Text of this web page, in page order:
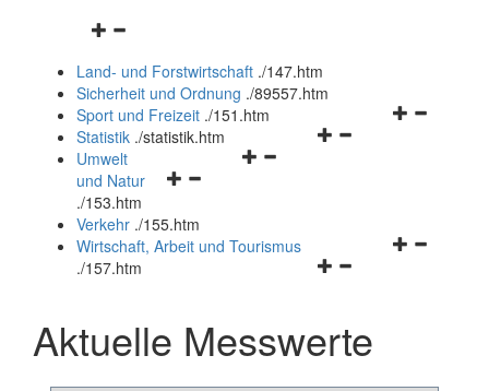
Navigationsmenü
und
schließen
Land- und Forstwirtschaft ./147.htm
Sicherheit und Ordnung ./89557.htm
Navigationsmenü
Sport und Freizeit ./151.htm
Navigationsmenü
Statistik ./statistik.htm
Navigationsmenü
und
schließen
Umwelt
und Natur
./153.htm
Verkehr ./155.htm
Navigationsmenü
schließen
Wirtschaft, Arbeit und Tourismus
./157.htm
Aktuelle Messwerte